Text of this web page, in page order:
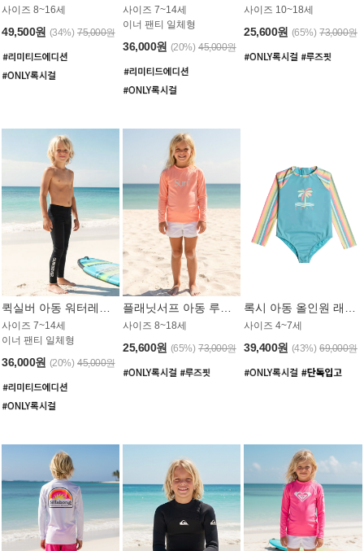
사이즈 8~16세
49,500원 (34%) 75,000원
사이즈 7~14세
이너 팬티 일체형
36,000원 (20%) 45,000원
사이즈 10~18세
25,600원 (65%) 73,000원
사이즈 7~14세
이너 팬티 일체형
36,000원 (20%) 45,000원
사이즈 8~18세
25,600원 (65%) 73,000원
사이즈 4~7세
39,400원 (43%) 69,000원